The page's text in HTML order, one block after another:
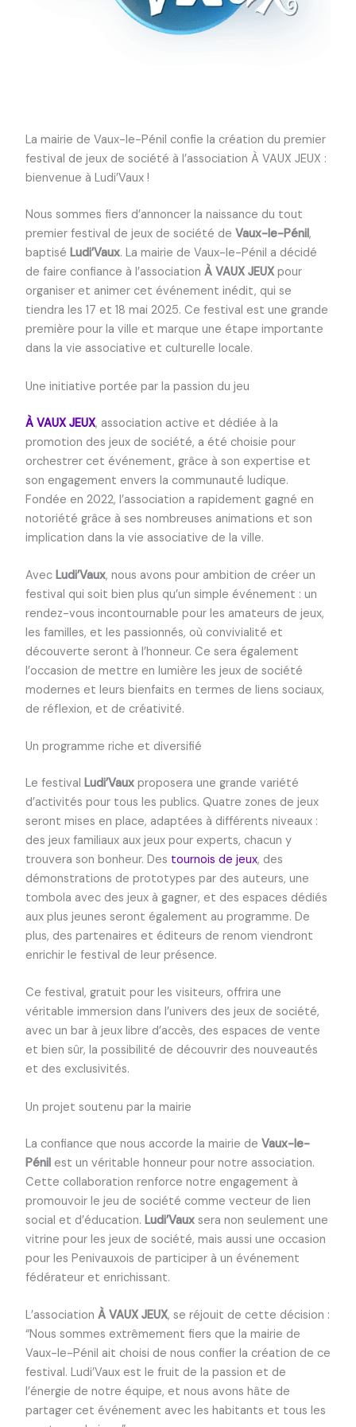
La mairie de Vaux-le-Pénil confie la création du premier
festival de jeux de société à l’association À VAUX JEUX :
bienvenue à Ludi’Vaux !
Nous sommes fiers d’annoncer la naissance du tout
premier festival de jeux de société de Vaux-le-Pénil,
baptisé Ludi’Vaux. La mairie de Vaux-le-Pénil a décidé
de faire confiance à l’association À VAUX JEUXpour
organiser et animer cet événement inédit, qui se
tiendra les 17 et 18 mai 2025. Ce festival est une grande
première pour la ville et marque une étape importante
dans la vie associative et culturelle locale.
Une initiative portée par la passion du jeu
À VAUX JEUX, association active et dédiée à la
promotion des jeux de société, a été choisie pour
orchestrer cet événement, grâce à son expertise et
son engagement envers la communauté ludique.
Fondée en 2022, l’association a rapidement gagné en
notoriété grâce à ses nombreuses animations et son
implication dans la vie associative de la ville.
Avec Ludi’Vaux, nous avons pour ambition de créer un
festival qui soit bien plus qu’un simple événement : un
rendez-vous incontournable pour les amateurs de jeux,
les familles, et les passionnés, où convivialité et
découverte seront à l’honneur. Ce sera également
l’occasion de mettre en lumière les jeux de société
modernes et leurs bienfaits en termes de liens sociaux,
de réflexion, et de créativité.
Un programme riche et diversifié
Le festival Ludi’Vauxproposera une grande variété
d’activités pour tous les publics. Quatre zones de jeux
seront mises en place, adaptées à différents niveaux :
des jeux familiaux aux jeux pour experts, chacun y
trouvera son bonheur. Des tournois de jeux, des
démonstrations de prototypes par des auteurs, une
tombola avec des jeux à gagner, et des espaces dédiés
aux plus jeunes seront également au programme. De
plus, des partenaires et éditeurs de renom viendront
enrichir le festival de leur présence.
Ce festival, gratuit pour les visiteurs, offrira une
véritable immersion dans l’univers des jeux de société,
avec un bar à jeux libre d’accès, des espaces de vente
et bien sûr, la possibilité de découvrir des nouveautés
et des exclusivités.
Un projet soutenu par la mairie
La confiance que nous accorde la mairie de Vaux-le-
Pénilest un véritable honneur pour notre association.
Cette collaboration renforce notre engagement à
promouvoir le jeu de société comme vecteur de lien
social et d’éducation. Ludi’Vauxsera non seulement une
vitrine pour les jeux de société, mais aussi une occasion
pour les Penivauxois de participer à un événement
fédérateur et enrichissant.
L’association À VAUX JEUX, se réjouit de cette décision :
“Nous sommes extrêmement fiers que la mairie de
Vaux-le-Pénil ait choisi de nous confier la création de ce
festival. Ludi’Vaux est le fruit de la passion et de
l’énergie de notre équipe, et nous avons hâte de
partager cet événement avec les habitants et tous les